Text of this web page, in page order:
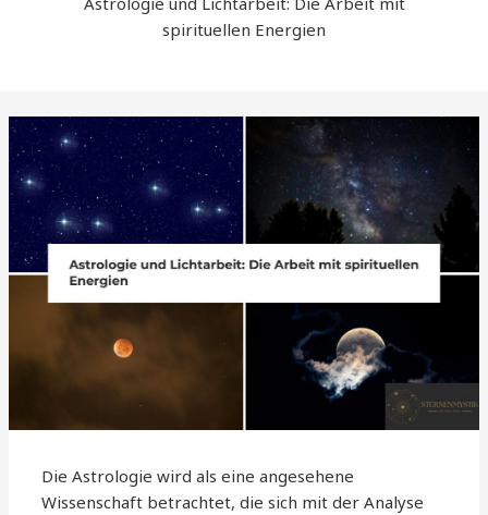
spirituellen Energien
Die Astrologie wird als eine angesehene
Wissenschaft betrachtet, die sich mit der Analyse